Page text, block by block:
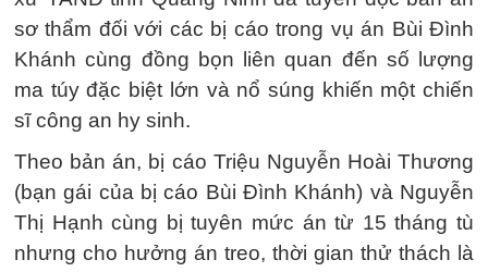
sơ thẩm đối với các bị cáo trong vụ án Bùi Đình
Khánh cùng đồng bọn liên quan đến số lượng
ma túy đặc biệt lớn và nổ súng khiến một chiến
sĩ công an hy sinh.
Theo bản án, bị cáo Triệu Nguyễn Hoài Thương
(bạn gái của bị cáo Bùi Đình Khánh) và Nguyễn
Thị Hạnh cùng bị tuyên mức án từ 15 tháng tù
nhưng cho hưởng án treo, thời gian thử thách là